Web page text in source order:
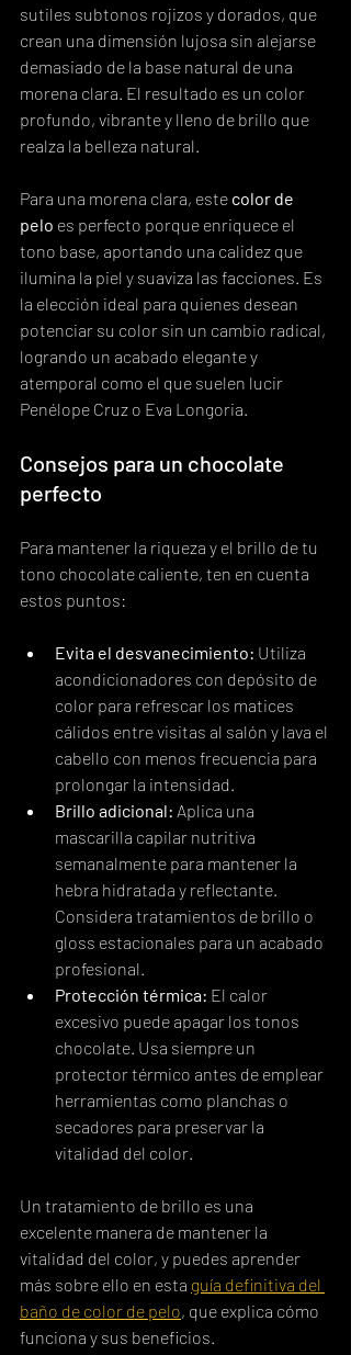
sutiles subtonos rojizos y dorados, que
crean una dimensión lujosa sin alejarse
demasiado de la base natural de una
morena clara. El resultado es un color
profundo, vibrante y lleno de brillo que
realza la belleza natural.
Para una morena clara, este color de
pelo es perfecto porque enriquece el
tono base, aportando una calidez que
ilumina la piel y suaviza las facciones. Es
la elección ideal para quienes desean
potenciar su color sin un cambio radical,
logrando un acabado elegante y
atemporal como el que suelen lucir
Penélope Cruz o Eva Longoria.
Consejos para un chocolate
perfecto
Para mantener la riqueza y el brillo de tu
tono chocolate caliente, ten en cuenta
estos puntos:
Evita el desvanecimiento: Utiliza
acondicionadores con depósito de
color para refrescar los matices
cálidos entre visitas al salón y lava el
cabello con menos frecuencia para
prolongar la intensidad.
Brillo adicional: Aplica una
mascarilla capilar nutritiva
semanalmente para mantener la
hebra hidratada y reflectante.
Considera tratamientos de brillo o
gloss estacionales para un acabado
profesional.
Protección térmica: El calor
excesivo puede apagar los tonos
chocolate. Usa siempre un
protector térmico antes de emplear
herramientas como planchas o
secadores para preservar la
vitalidad del color.
Un tratamiento de brillo es una
excelente manera de mantener la
vitalidad del color, y puedes aprender
más sobre ello en esta guía definitiva del
baño de color de pelo, que explica cómo
funciona y sus beneficios.